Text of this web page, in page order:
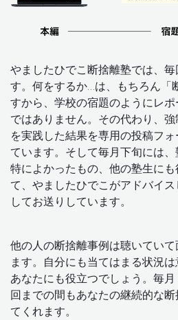
やましたひでこ断捨離塾では、
す。何をするか…は、もちろん「
すから、学校の宿題のようにレ
ではありません。その代わり、
を実践した結果を専用の投稿フ
ています。そして毎月下旬には
特によかったもの、他の塾生に
て、やましたひでこがアドバイ
してお送りしています。
他の人の断捨離事例は聴いてい
ます。自分にも当てはまる状況
あなたにも役立つでしょう。毎
回までの間もあなたの継続的な
てくれます。